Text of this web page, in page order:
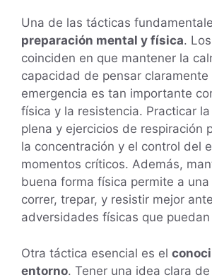
Una de las tácticas
preparación mental y física.
coinciden en que mantener la
capacidad de pensar
emergencia es tan importante
física y la resistencia. Practicar
plena y ejercicios de respiración
la concentración y el control del
momentos críticos. Además,
buena forma física permite a una
correr, trepar, y resistir mejor
adversidades físicas que
Otra táctica esencial es el
entorno. Tener una idea clara